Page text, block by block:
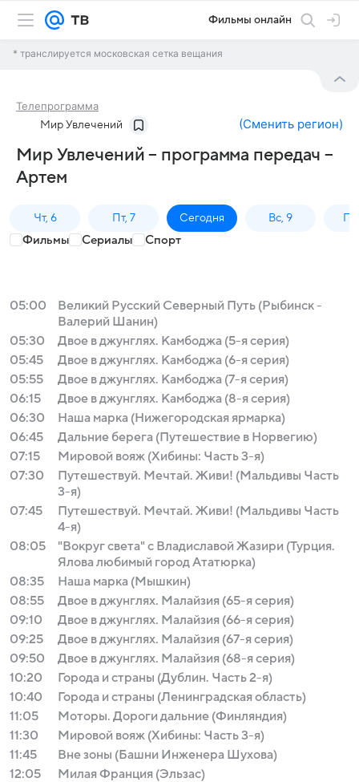
Фильмы онлайн
* транслируется московская сетка вещания
Телепрограмма
Мир Увлечений (Сменить регион)
Мир Увлечений – программа передач –
Артем
Чт, 6 Пт, 7 Сегодня Вс, 9
Фильмы Сериалы Спорт
05:00
Великий Русский Северный Путь (Рыбинск -
Валерий Шанин)
05:30
Двое в джунглях. Камбоджа (5-я серия)
05:45
Двое в джунглях. Камбоджа (6-я серия)
05:55
Двое в джунглях. Камбоджа (7-я серия)
06:15
Двое в джунглях. Камбоджа (8-я серия)
06:30
Наша марка (Нижегородская ярмарка)
06:45
Дальние берега (Путешествие в Норвегию)
07:15
Мировой вояж (Хибины: Часть 3-я)
07:30
Путешествуй. Мечтай. Живи! (Мальдивы Часть
3-я)
07:45
Путешествуй. Мечтай. Живи! (Мальдивы Часть
4-я)
08:05
"Вокруг света" с Владиславой Жазири (Турция.
Ялова любимый город Ататюрка)
08:35
Наша марка (Мышкин)
08:55
Двое в джунглях. Малайзия (65-я серия)
09:10
Двое в джунглях. Малайзия (66-я серия)
09:25
Двое в джунглях. Малайзия (67-я серия)
09:50
Двое в джунглях. Малайзия (68-я серия)
10:20
Города и страны (Дублин. Часть 2-я)
10:40
Города и страны (Ленинградская область)
11:05
Моторы. Дороги дальние (Финляндия)
11:30
Мировой вояж (Хибины: Часть 3-я)
11:45
Вне зоны (Башни Инженера Шухова)
12:05
Милая Франция (Эльзас)